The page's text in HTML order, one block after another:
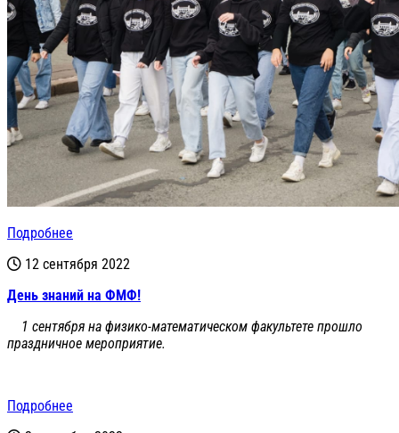
Подробнее
12 сентября 2022
День знаний на ФМФ!
1 сентября на физико-математическом факультете прошло
праздничное мероприятие.
Подробнее